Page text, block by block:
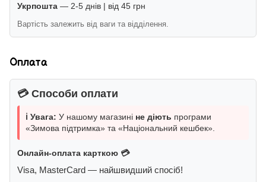
Укрпошта — 2-5 днів | від 45 грн
Вартість залежить від ваги та відділення.
Оплата
💳 Способи оплати
ℹ️ Увага: У нашому магазині не діють програми
«Зимова підтримка» та «Національний кешбек».
Онлайн-оплата карткою 💳
Visa, MasterCard — найшвидший спосіб!